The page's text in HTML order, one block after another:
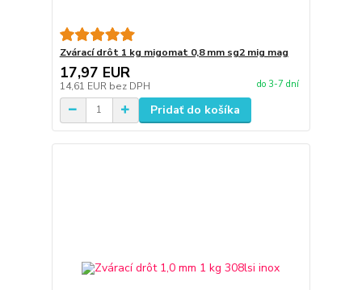
Zvárací drôt 1 kg migomat 0,8 mm sg2 mig mag
17,97 EUR
14,61 EUR bez DPH do 3-7 dní
Pridať do košíka